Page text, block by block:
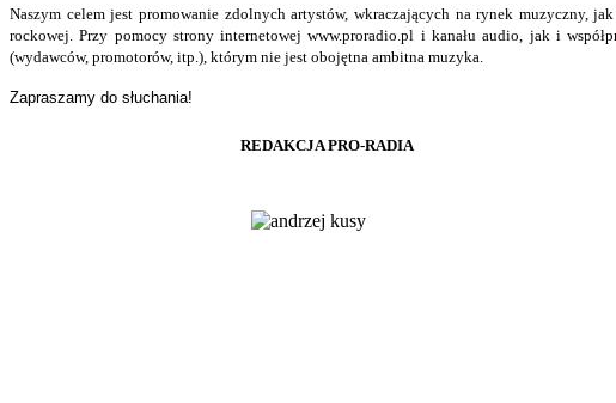
Naszym celem jest promowanie zdolnych artystów, wkraczających na rynek muzyczny,
rockowej. Przy pomocy strony internetowej www.proradio.pl i kanału audio, jak i
(wydawców, promotorów, itp.), którym nie jest obojętna ambitna muzyka.
Zapraszamy do słuchania!
REDAKCJA PRO-RADIA